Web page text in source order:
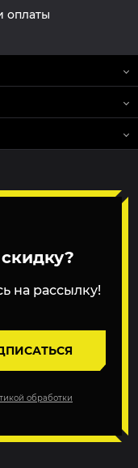
оплаты
на рассылку!
обработки